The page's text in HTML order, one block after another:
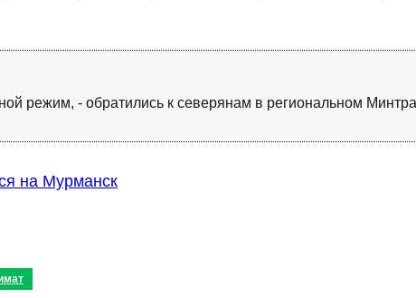
режим, - обратились к северянам в региональном
на Мурманск